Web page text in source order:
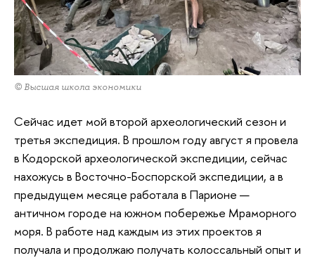
© Высшая школа экономики
Сейчас идет мой второй археологический сезон и
третья экспедиция. В прошлом году август я провела
в Кодорской археологической экспедиции, сейчас
нахожусь в Восточно-Боспорской экспедиции, а в
предыдущем месяце работала в Парионе —
античном городе на южном побережье Мраморного
моря. В работе над каждым из этих проектов я
получала и продолжаю получать колоссальный опыт и